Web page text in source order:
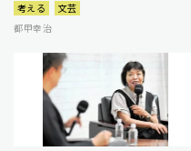
考える
文芸
都甲幸治